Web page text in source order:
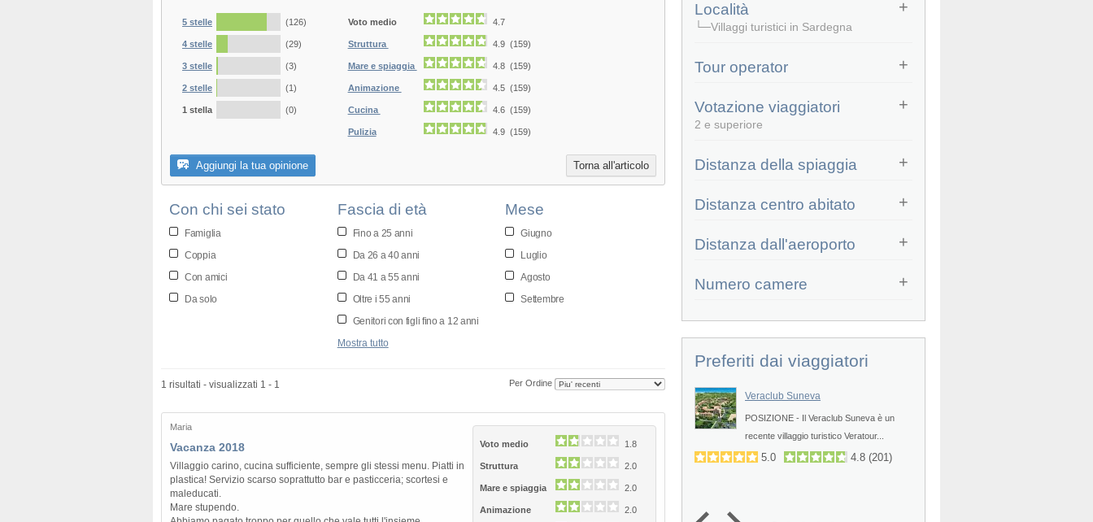
5 stelle (126)
4 stelle (29)
3 stelle (3)
2 stelle (1)
1 stella (0)
Voto medio 4.7
Struttura 4.9 (159)
Mare e spiaggia 4.8 (159)
Animazione 4.5 (159)
Cucina 4.6 (159)
Pulizia 4.9 (159)
Aggiungi la tua opinione Torna all'articolo
Con chi sei stato
Famiglia
Coppia
Con amici
Da solo
Fascia di età
Fino a 25 anni
Da 26 a 40 anni
Da 41 a 55 anni
Oltre i 55 anni
Genitori con figli fino a 12 anni
Mostra tutto
Mese
Giugno
Luglio
Agosto
Settembre
1 risultati - visualizzati 1 - 1 Per Ordine
Maria
Voto medio
1.8
Struttura 2.0
Mare e spiaggia 2.0
Animazione 2.0
Vacanza 2018
Villaggio carino, cucina sufficiente, sempre gli stessi menu. Piatti in
plastica! Servizio scarso soprattutto bar e pasticceria; scortesi e
maleducati.
Mare stupendo.
Località
└─Villaggi turistici in Sardegna
Tour operator
Votazione viaggiatori
2 e superiore
Distanza della spiaggia
Distanza centro abitato
Distanza dall'aeroporto
Numero camere
Preferiti dai viaggiatori
sorge nella parte sud-orientale...
4.8
Veraclub Suneva
POSIZIONE - Il Veraclub Suneva è un
recente villaggio turistico Veratour...
5.0 4.8 (201)